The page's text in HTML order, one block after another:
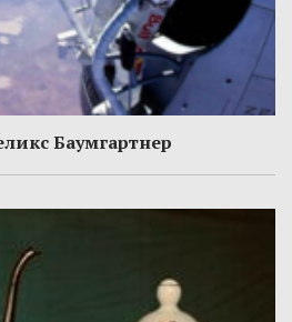
Баумгартнер